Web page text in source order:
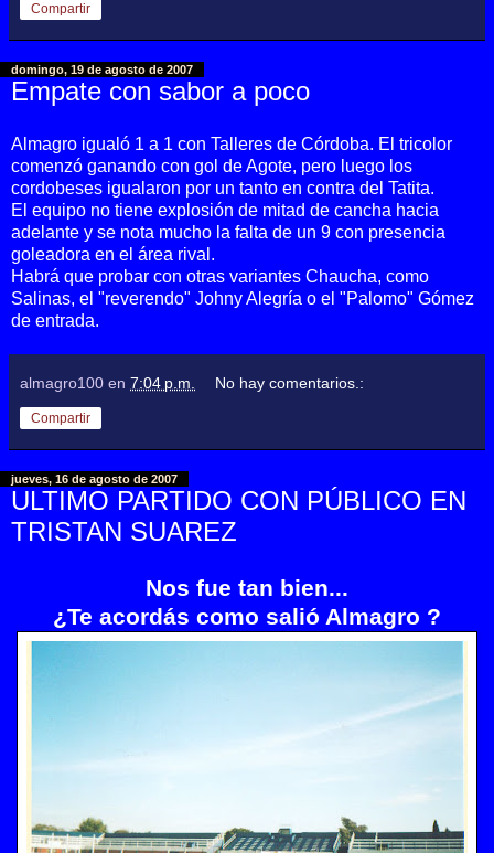
Compartir
domingo, 19 de agosto de 2007
Empate con sabor a poco
Almagro igualó 1 a 1 con Talleres de Córdoba. El tricolor
comenzó ganando con gol de Agote, pero luego los
cordobeses igualaron por un tanto en contra del Tatita.
El equipo no tiene explosión de mitad de cancha hacia
adelante y se nota mucho la falta de un 9 con presencia
goleadora en el área rival.
Habrá que probar con otras variantes Chaucha, como
Salinas, el "reverendo" Johny Alegría o el "Palomo" Gómez
de entrada.
almagro100 en 7:04 p.m. No hay comentarios.:
Compartir
jueves, 16 de agosto de 2007
ULTIMO PARTIDO CON PÚBLICO EN
TRISTAN SUAREZ
Nos fue tan bien...
¿Te acordás como salió Almagro ?